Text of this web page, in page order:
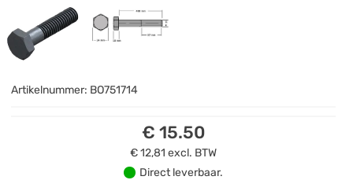
Artikelnummer: BO751714
€ 15.50
€ 12,81 excl. BTW
Direct leverbaar.